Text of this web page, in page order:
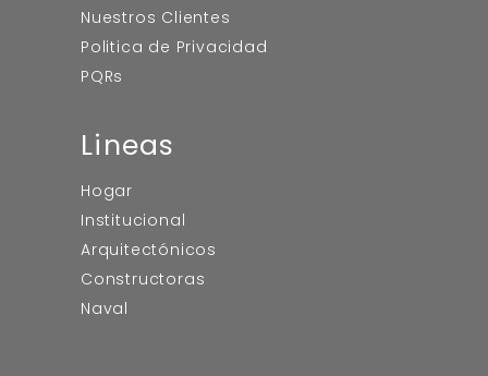
Nuestros Clientes
Politica de Privacidad
PQRs
Lineas
Hogar
Institucional
Arquitectónicos
Constructoras
Naval